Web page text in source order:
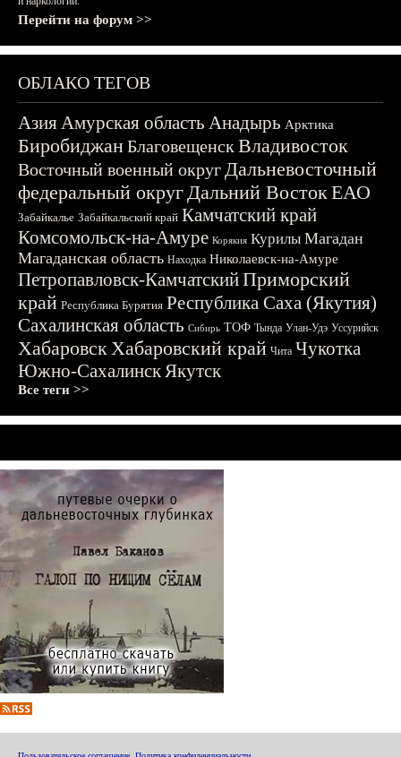
Перейти на форум >>
ОБЛАКО ТЕГОВ
АзияАмурская область Анадырь Арктика
БиробиджанБлаговещенскВладивосток
Восточный военный округДальневосточный
федеральный округДальний ВостокЕАО
Забайкалье Забайкальский край Камчатский край
Комсомольск-на-Амуре Корякия Курилы Магадан
Магаданская область Находка Николаевск-на-Амуре
Петропавловск-КамчатскийПриморский
край Республика Бурятия Республика Саха (Якутия)
Сахалинская область Сибирь ТОФ Тында Улан-Удэ Уссурийск
ХабаровскХабаровский край Чита Чукотка
Южно-СахалинскЯкутск
Все теги >>